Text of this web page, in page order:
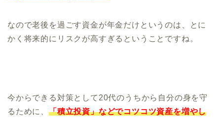
なので老後を過ごす資金が年金だけというのは、とに
かく将来的にリスクが高すぎるということですね。
今からできる対策として20代のうちから自分の身を守
るために、 「積立投資」などでコツコツ資産を増やし